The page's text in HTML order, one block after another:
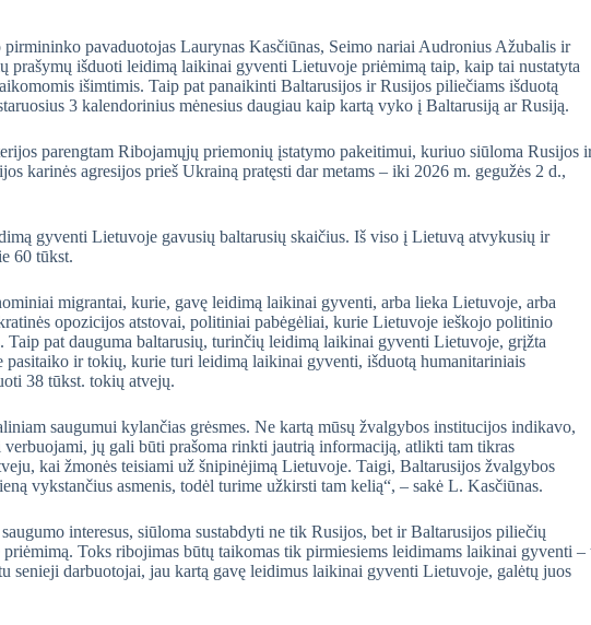
pavaduotojas Laurynas Kasčiūnas, Seimo nariai Audronius Ažubalis ir
prašymų išduoti leidimą laikinai gyventi Lietuvoje priėmimą taip, kaip tai nustatyta
išimtimis. Taip pat panaikinti Baltarusijos ir Rusijos piliečiams išduotą
3 kalendorinius mėnesius daugiau kaip kartą vyko į Baltarusiją ar Rusiją.
parengtam Ribojamųjų priemonių įstatymo pakeitimui, kuriuo siūloma Rusijos
karinės agresijos prieš Ukrainą pratęsti dar metams – iki 2026 m. gegužės 2 d.,
gyventi Lietuvoje gavusių baltarusių skaičius. Iš viso į Lietuvą atvykusių ir
60 tūkst.
migrantai, kurie, gavę leidimą laikinai gyventi, arba lieka Lietuvoje, arba
opozicijos atstovai, politiniai pabėgėliai, kurie Lietuvoje ieškojo politinio
Taip pat dauguma baltarusių, turinčių leidimą laikinai gyventi Lietuvoje, grįžta
pasitaiko ir tokių, kurie turi leidimą laikinai gyventi, išduotą humanitariniais
38 tūkst. tokių atvejų.
saugumui kylančias grėsmes. Ne kartą mūsų žvalgybos institucijos indikavo,
jų gali būti prašoma rinkti jautrią informaciją, atlikti tam tikras
kai žmonės teisiami už šnipinėjimą Lietuvoje. Taigi, Baltarusijos žvalgybos
vykstančius asmenis, todėl turime užkirsti tam kelią“, – sakė L. Kasčiūnas.
interesus, siūloma sustabdyti ne tik Rusijos, bet ir Baltarusijos piliečių
Toks ribojimas būtų taikomas tik pirmiesiems leidimams laikinai gyventi –
senieji darbuotojai, jau kartą gavę leidimus laikinai gyventi Lietuvoje, galėtų juos